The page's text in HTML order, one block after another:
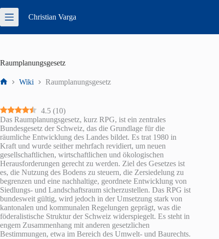
Inhalt
springen
Christian Varga
Raumplanungsgesetz
Wiki Raumplanungsgesetz
4.5 (10)
Das Raumplanungsgesetz, kurz RPG, ist ein zentrales
Bundesgesetz der Schweiz, das die Grundlage für die
räumliche Entwicklung des Landes bildet. Es trat 1980 in
Kraft und wurde seither mehrfach revidiert, um neuen
gesellschaftlichen, wirtschaftlichen und ökologischen
Herausforderungen gerecht zu werden. Ziel des Gesetzes ist
es, die Nutzung des Bodens zu steuern, die Zersiedelung zu
begrenzen und eine nachhaltige, geordnete Entwicklung von
Siedlungs- und Landschaftsraum sicherzustellen. Das RPG ist
bundesweit gültig, wird jedoch in der Umsetzung stark von
kantonalen und kommunalen Regelungen geprägt, was die
föderalistische Struktur der Schweiz widerspiegelt. Es steht in
engem Zusammenhang mit anderen gesetzlichen
Bestimmungen, etwa im Bereich des Umwelt- und Baurechts.